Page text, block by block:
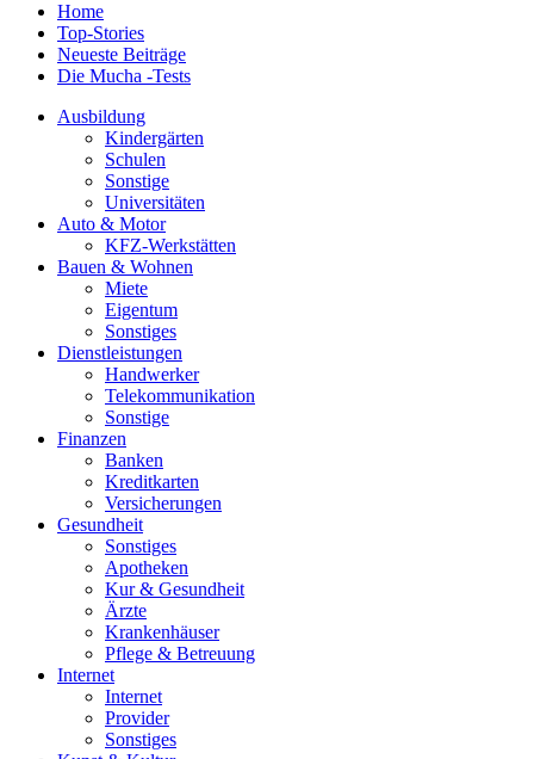
Home
Top-Stories
Neueste Beiträge
Die Mucha -Tests
Ausbildung
Kindergärten
Schulen
Sonstige
Universitäten
Auto & Motor
KFZ-Werkstätten
Bauen & Wohnen
Miete
Eigentum
Sonstiges
Dienstleistungen
Handwerker
Telekommunikation
Sonstige
Finanzen
Banken
Kreditkarten
Versicherungen
Gesundheit
Sonstiges
Apotheken
Kur & Gesundheit
Ärzte
Krankenhäuser
Pflege & Betreuung
Internet
Internet
Provider
Sonstiges